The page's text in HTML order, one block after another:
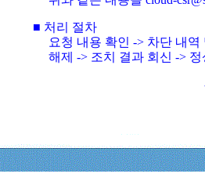
■ 처리 절차
요청 내용 확인 -> 차단 내
해제 -> 조치 결과 회신 ->